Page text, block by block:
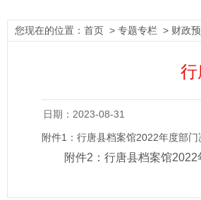
您现在的位置： 首页 > 专题专栏 > 财政
行
日期：2023-08-31
附件1： 行唐县档案馆2022年度部门
附件2： 行唐县档案馆